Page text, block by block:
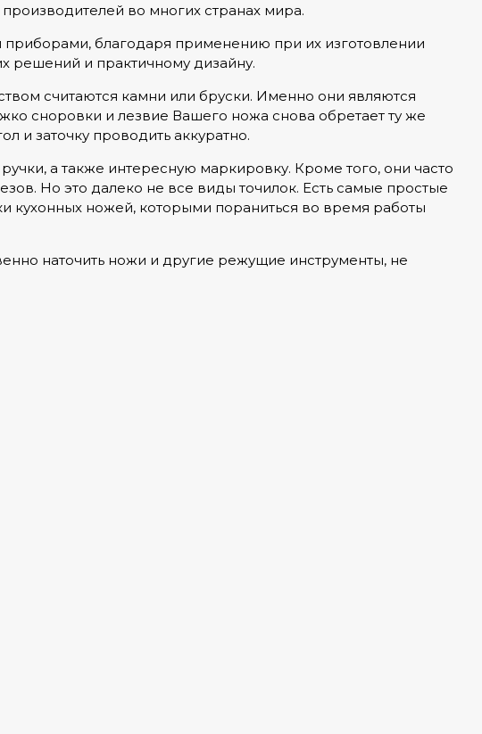
во многих странах мира.
благодаря применению при их изготовлении
решений и практичному дизайну.
считаются камни или бруски. Именно они являются
сноровки и лезвие Вашего ножа снова обретает ту же
и заточку проводить аккуратно.
а также интересную маркировку. Кроме того, они часто
Но это далеко не все виды точилок. Есть самые простые
кухонных ножей, которыми пораниться во время работы
наточить ножи и другие режущие инструменты, не